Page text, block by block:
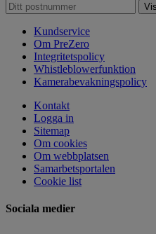
Kundservice
Om PreZero
Integritetspolicy
Whistleblowerfunktion
Kamerabevakningspolicy
Kontakt
Logga in
Sitemap
Om cookies
Om webbplatsen
Samarbetsportalen
Cookie list
Sociala medier